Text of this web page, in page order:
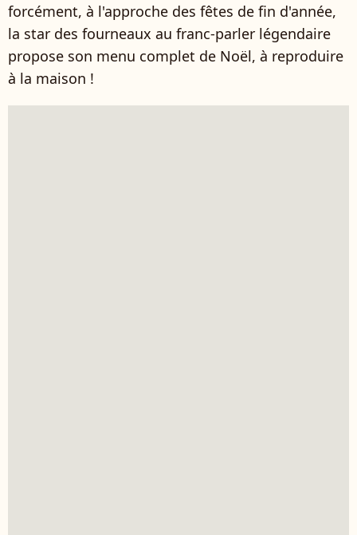
forcément, à l'approche des fêtes de fin d'année,
la star des fourneaux au franc-parler légendaire
propose son menu complet de Noël, à reproduire
à la maison !